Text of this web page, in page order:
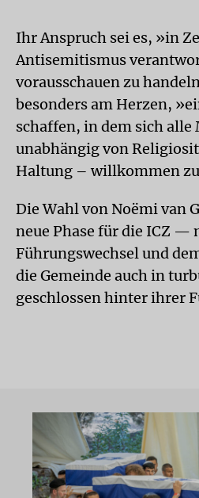
Ihr Anspruch sei es, »in
Antisemitismus
vorausschauen zu
besonders am Herzen,
schaffen, in dem sich
unabhängig von
Haltung – willkommen
Die Wahl von Noëmi van
neue Phase für die ICZ —
Führungswechsel und
die Gemeinde auch in
geschlossen hinter ihrer